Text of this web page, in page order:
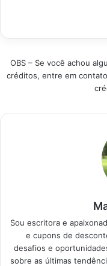
febre. Fizemos uma
modelos mais
vendidos e bem
avaliados para você
preço e proteção
OBS – Se você achou
créditos, entre em
Sou escritora e
e cupons de
desafios e
sobre as últimas